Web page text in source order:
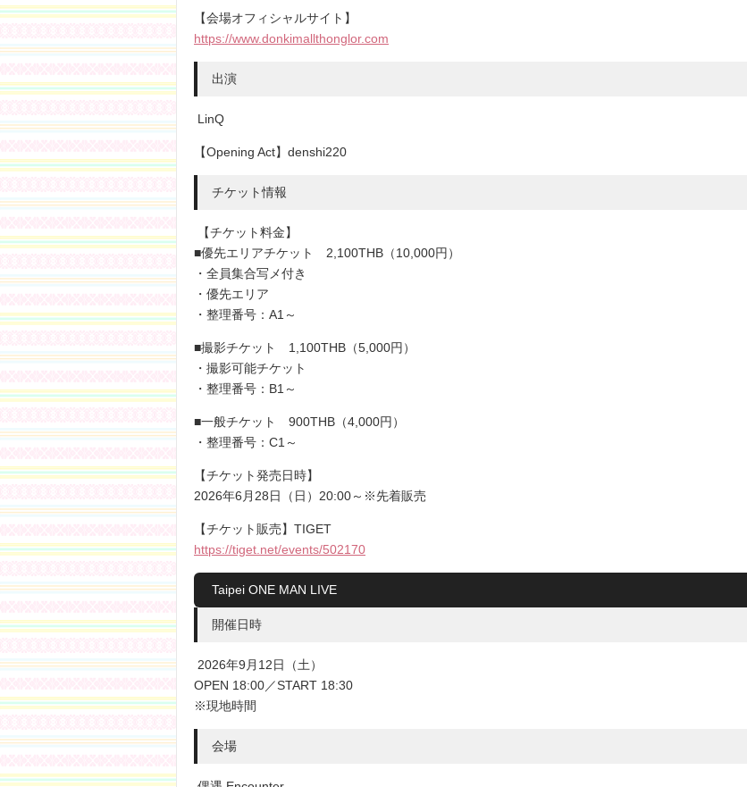
【会場オフィシャルサイト】
https://www.donkimallthonglor.com
出演
LinQ
【Opening Act】denshi220
チケット情報
【チケット料金】
■優先エリアチケット 2,100THB（10,000円）
・全員集合写メ付き
・優先エリア
・整理番号：A1～
■撮影チケット 1,100THB（5,000円）
・撮影可能チケット
・整理番号：B1～
■一般チケット 900THB（4,000円）
・整理番号：C1～
【チケット発売日時】
2026年6月28日（日）20:00～※先着販売
【チケット販売】TIGET
https://tiget.net/events/502170
Taipei ONE MAN LIVE
開催日時
2026年9月12日（土）
OPEN 18:00／START 18:30
※現地時間
会場